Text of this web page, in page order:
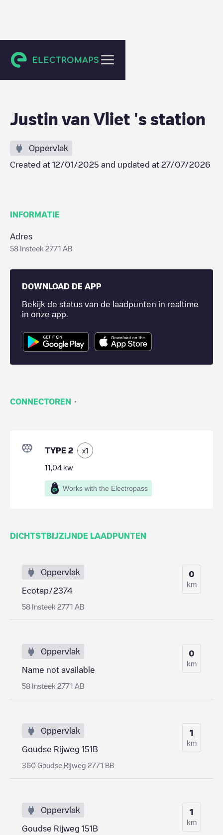
Boskoop
Justin van Vliet 's station
Oppervlak
Created at 12/01/2025 and updated at 27/07/2026
INFORMATIE
Adres
58 Insteek 2771 AB
DOWNLOAD DE APP
Bekijk de status van de laadpunten in realtime
in onze app.
CONNECTOREN ·
TYPE 2 x1
11,04 kw
Works with the Electropass
DICHTSTBIJZIJNDE LAADPUNTEN
Oppervlak
Ecotap/2374
58 Insteek 2771 AB
0
km
Oppervlak
Name not available
58 Insteek 2771 AB
0
km
Oppervlak
Goudse Rijweg 151B
360 Goudse Rijweg 2771 BB
1
km
Oppervlak
Goudse Rijweg 151B
1
km